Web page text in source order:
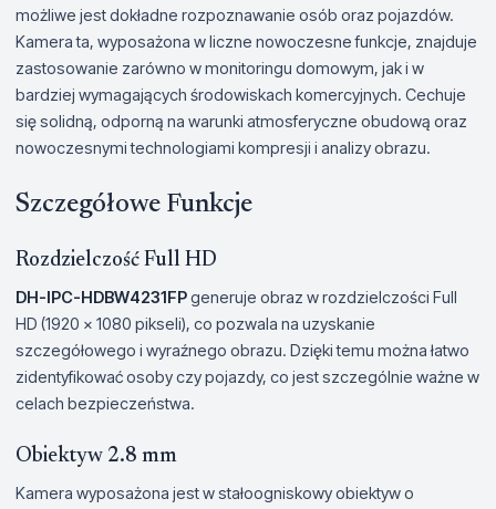
możliwe jest dokładne rozpoznawanie osób oraz pojazdów.
Kamera ta, wyposażona w liczne nowoczesne funkcje, znajduje
zastosowanie zarówno w monitoringu domowym, jak i w
bardziej wymagających środowiskach komercyjnych. Cechuje
się solidną, odporną na warunki atmosferyczne obudową oraz
nowoczesnymi technologiami kompresji i analizy obrazu.
Szczegółowe Funkcje
Rozdzielczość Full HD
DH-IPC-HDBW4231FPgeneruje obraz w rozdzielczości Full
HD (1920 x 1080 pikseli), co pozwala na uzyskanie
szczegółowego i wyraźnego obrazu. Dzięki temu można łatwo
zidentyfikować osoby czy pojazdy, co jest szczególnie ważne w
celach bezpieczeństwa.
Obiektyw 2.8 mm
Kamera wyposażona jest w stałoogniskowy obiektyw o